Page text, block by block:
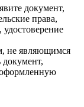
документ,
права,
не являющимся